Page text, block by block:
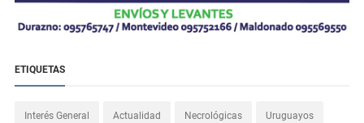
ETIQUETAS
Interés General Actualidad Necrológicas Uruguayos